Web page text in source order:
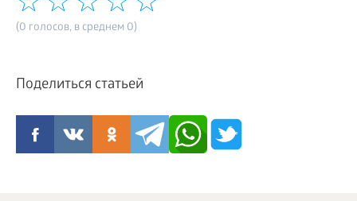
(0 голосов, в среднем 0)
Поделиться статьей